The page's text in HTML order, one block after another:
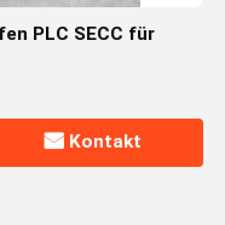
PLC SECC für
Kontakt